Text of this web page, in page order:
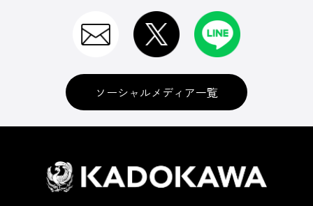
ソーシャルメディア一覧